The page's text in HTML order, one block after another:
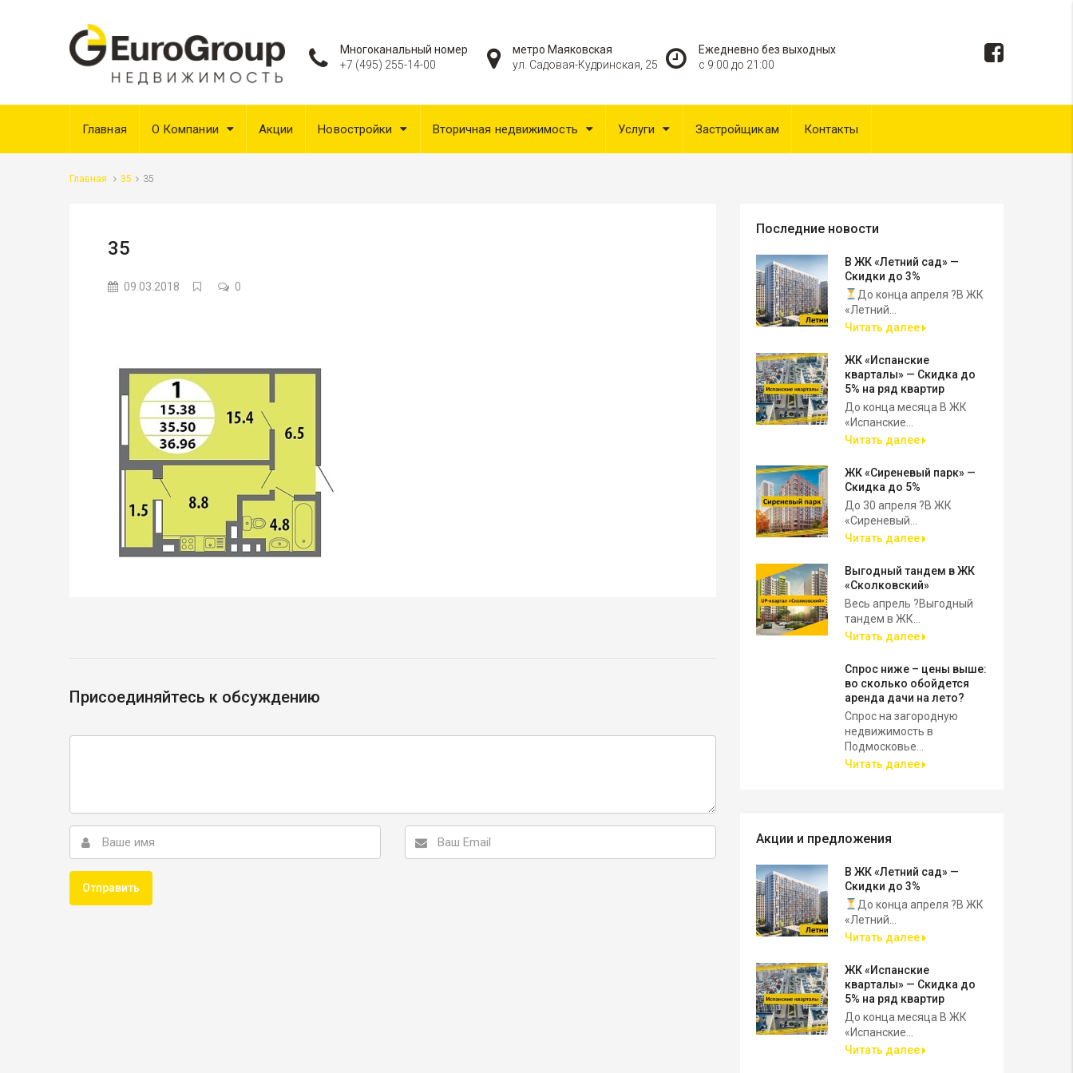
Ежедневно без выходных
с 9:00 до 21:00
метро Маяковская
ул. Садовая-Кудринская, 25
Многоканальный номер
+7 (495) 255-14-00
Главная О Компании Акции Новостройки Вторичная недвижимость Услуги Застройщикам Контакты
Главная 35 35
35
09.03.2018 0
Присоединяйтесь к обсуждению
Последние новости
В ЖК «Летний сад» —
Скидки до 3%
До конца апреля ?В ЖК
«Летний...
Читать далее
ЖК «Испанские
кварталы» — Скидка до
5% на ряд квартир
До конца месяца В ЖК
«Испанские...
Читать далее
ЖК «Сиреневый парк» —
Скидка до 5%
До 30 апреля ?В ЖК
«Сиреневый...
Читать далее
Выгодный тандем в ЖК
«Сколковский»
Весь апрель ?Выгодный
тандем в ЖК...
Читать далее
Спрос ниже – цены выше:
во сколько обойдется
аренда дачи на лето?
Спрос на загородную
недвижимость в
Подмосковье...
Читать далее
Акции и предложения
В ЖК «Летний сад» —
Скидки до 3%
До конца апреля ?В ЖК
«Летний...
Читать далее
ЖК «Испанские
кварталы» — Скидка до
5% на ряд квартир
До конца месяца В ЖК
«Испанские...
Читать далее